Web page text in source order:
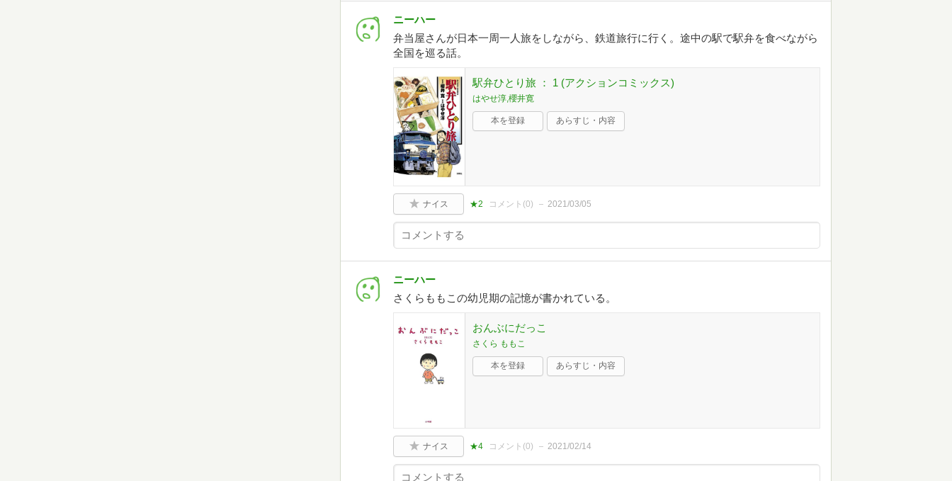
ニーハー
弁当屋さんが日本一周一人旅をしながら、鉄道旅行に行く。途中の駅で駅弁を食べながら
全国を巡る話。
駅弁ひとり旅 ： 1 (アクションコミックス)
はやせ淳,櫻井寛
本を登録 あらすじ・内容
ナイス ★2 コメント(0) 2021/03/05
ニーハー
さくらももこの幼児期の記憶が書かれている。
おんぶにだっこ
さくら ももこ
本を登録 あらすじ・内容
ナイス ★4 コメント(0) 2021/02/14